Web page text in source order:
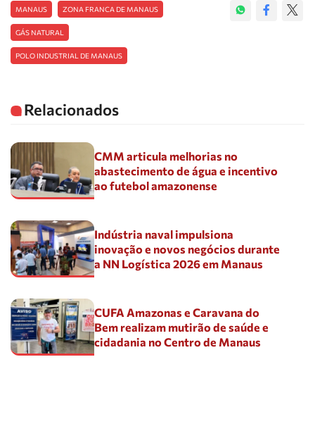
MANAUS ZONA FRANCA DE MANAUS
GÁS NATURAL
POLO INDUSTRIAL DE MANAUS
Relacionados
CMM articula melhorias no
abastecimento de água e incentivo
ao futebol amazonense
Indústria naval impulsiona
inovação e novos negócios durante
a NN Logística 2026 em Manaus
CUFA Amazonas e Caravana do
Bem realizam mutirão de saúde e
cidadania no Centro de Manaus